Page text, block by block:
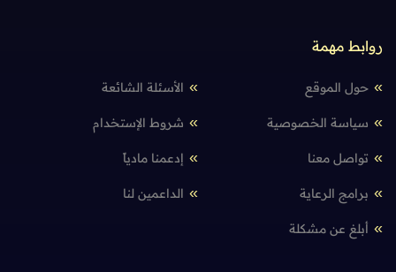
روابط مهمة
حول الموقع الأسئلة الشائعة
سياسة الخصوصية شروط الإستخدام
تواصل معنا إدعمنا مادياً
برامج الرعاية الداعمين لنا
أبلغ عن مشكلة